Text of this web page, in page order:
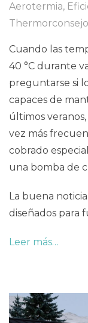
Aerotermia,
Cuando las
40 °C durante
preguntarse si
capaces de
últimos
vez más
cobrado
una bomba de
La buena
diseñados para
Leer más…